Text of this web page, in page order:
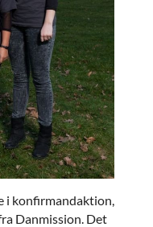
i konfirmandaktion,
Danmission. Det